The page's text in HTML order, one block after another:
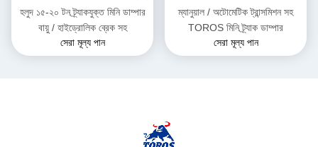
হলুদ ১৫-২০ টন ট্র্যাকযুক্ত মিনি ডাম্পার
বায়ু / হাইড্রোলিক ব্রেক সহ
সেরা মূল্য পান
ম্যানুয়াল / অটোমেটিক ট্রান্সমিশন সহ
TOROS মিনি ট্র্যাক ডাম্পার
সেরা মূল্য পান